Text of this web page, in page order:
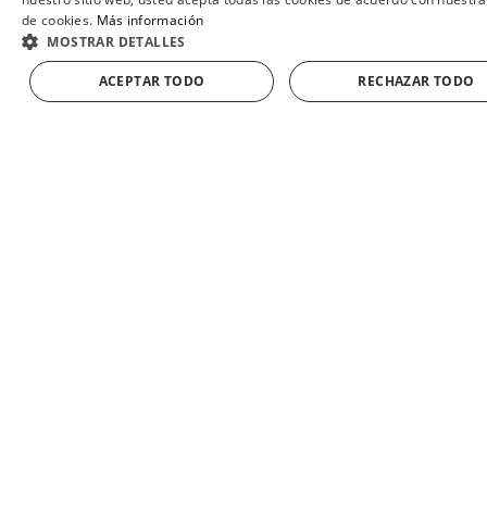
AÑADIR A LA CESTA
Ribera del
Duero o un
de cookies. Más información
MOSTRAR DETALLES
ACEPTAR TODO RECHAZAR TODO